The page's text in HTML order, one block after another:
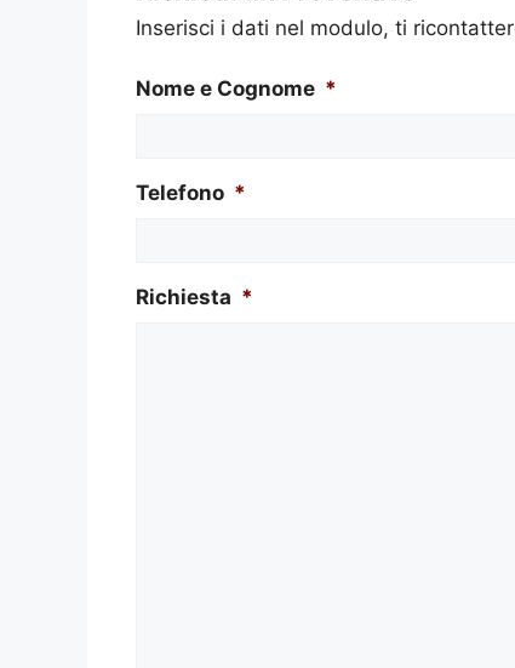
Inserisci i dati nel modulo, ti
Nome e Cognome *
Telefono *
Richiesta *